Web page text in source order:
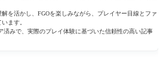
を活かし、FGOを楽しみながら、プレイヤー目線とファ
ます。
済みで、実際のプレイ体験に基づいた信頼性の高い記事